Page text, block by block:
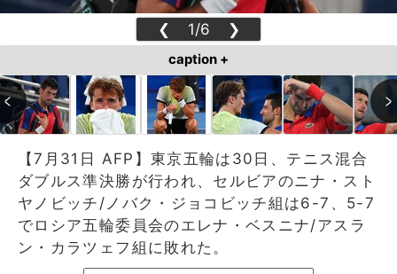
❮ 1/6 ❯
caption +
【7月31日 AFP】東京五輪は30日、テニス混合
ダブルス準決勝が行われ、セルビアのニナ・スト
ヤノビッチ/ノバク・ジョコビッチ組は6-7、5-7
でロシア五輪委員会のエレナ・ベスニナ/アスラ
ン・カラツェフ組に敗れた。